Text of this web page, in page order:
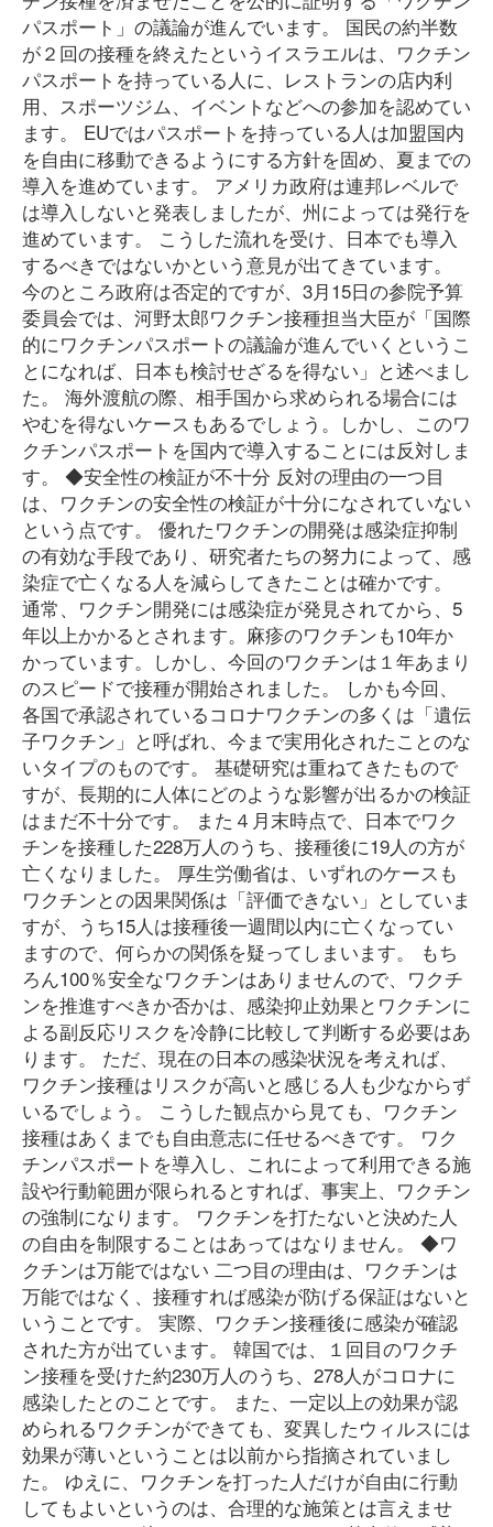
パスポート」の議論が進んでいます。 国民の約半数
が２回の接種を終えたというイスラエルは、ワクチン
パスポートを持っている人に、レストランの店内利
用、スポーツジム、イベントなどへの参加を認めてい
ます。 EUではパスポートを持っている人は加盟国内
を自由に移動できるようにする方針を固め、夏までの
導入を進めています。 アメリカ政府は連邦レベルで
は導入しないと発表しましたが、州によっては発行を
進めています。 こうした流れを受け、日本でも導入
するべきではないかという意見が出てきています。
今のところ政府は否定的ですが、3月15日の参院予算
委員会では、河野太郎ワクチン接種担当大臣が「国際
的にワクチンパスポートの議論が進んでいくというこ
とになれば、日本も検討せざるを得ない」と述べまし
た。 海外渡航の際、相手国から求められる場合には
やむを得ないケースもあるでしょう。しかし、このワ
クチンパスポートを国内で導入することには反対しま
す。 ◆安全性の検証が不十分 反対の理由の一つ目
は、ワクチンの安全性の検証が十分になされていない
という点です。 優れたワクチンの開発は感染症抑制
の有効な手段であり、研究者たちの努力によって、感
染症で亡くなる人を減らしてきたことは確かです。
通常、ワクチン開発には感染症が発見されてから、5
年以上かかるとされます。麻疹のワクチンも10年か
かっています。しかし、今回のワクチンは１年あまり
のスピードで接種が開始されました。 しかも今回、
各国で承認されているコロナワクチンの多くは「遺伝
子ワクチン」と呼ばれ、今まで実用化されたことのな
いタイプのものです。 基礎研究は重ねてきたもので
すが、長期的に人体にどのような影響が出るかの検証
はまだ不十分です。 また４月末時点で、日本でワク
チンを接種した228万人のうち、接種後に19人の方が
亡くなりました。 厚生労働省は、いずれのケースも
ワクチンとの因果関係は「評価できない」としていま
すが、うち15人は接種後一週間以内に亡くなってい
ますので、何らかの関係を疑ってしまいます。 もち
ろん100％安全なワクチンはありませんので、ワクチ
ンを推進すべきか否かは、感染抑止効果とワクチンに
よる副反応リスクを冷静に比較して判断する必要はあ
ります。 ただ、現在の日本の感染状況を考えれば、
ワクチン接種はリスクが高いと感じる人も少なからず
いるでしょう。 こうした観点から見ても、ワクチン
接種はあくまでも自由意志に任せるべきです。 ワク
チンパスポートを導入し、これによって利用できる施
設や行動範囲が限られるとすれば、事実上、ワクチン
の強制になります。 ワクチンを打たないと決めた人
の自由を制限することはあってはなりません。 ◆ワ
クチンは万能ではない 二つ目の理由は、ワクチンは
万能ではなく、接種すれば感染が防げる保証はないと
いうことです。 実際、ワクチン接種後に感染が確認
された方が出ています。 韓国では、１回目のワクチ
ン接種を受けた約230万人のうち、278人がコロナに
感染したとのことです。 また、一定以上の効果が認
められるワクチンができても、変異したウィルスには
効果が薄いということは以前から指摘されていまし
た。 ゆえに、ワクチンを打った人だけが自由に行動
してもよいというのは、合理的な施策とは言えませ